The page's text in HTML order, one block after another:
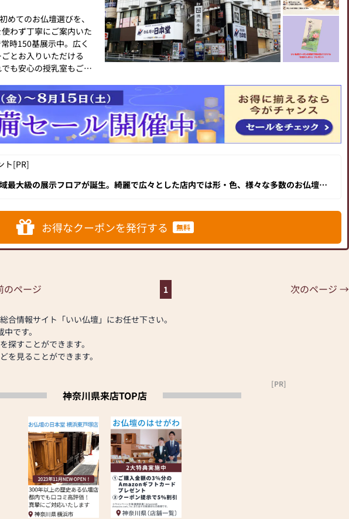
お仏壇のはせがわにお
リーズナブルな価格で
統的な木製の仏壇やモ
トなサイズの仏壇な
とができます。仏壇の
意しておりますので、
ていただけます。
牌や線香、ろうそくや
アイテムも豊富に揃え
に合わせて、お求めい
す。お客様に長くご利
品を取り扱っております
ただけます。
提供いたします。
度、当店にお越しくだ
をご覧いただけます。
ます。」
めてのお仏壇選びを、
わず丁寧にご案内いた
時150基展示中。広く
とお入りいただける
も安心の授乳室もござ
ト
w-campaign2
。
円、アデルD型ラ
り揃え、皆様のご来
ります。
客様。但しお仏壇のお
はご相談させていただく
ちでコーディネート」
実際にお部屋に置いて
ト[PR]
最大級の展示フロアが誕生。綺麗で広々とした店内では形・色、様々な多数のお仏壇が
お得なクーポンを発行する 無料
ページ 1 次のページ →
合情報サイト「いい仏壇」にお任せ下さい。
です。
探すことができます。
を見ることができます。
神奈川県来店TOP店
[PR]